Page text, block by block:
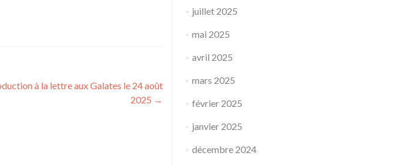
à la lettre aux Galates le 24 août
2025 →
juillet 2025
mai 2025
avril 2025
mars 2025
février 2025
janvier 2025
décembre 2024